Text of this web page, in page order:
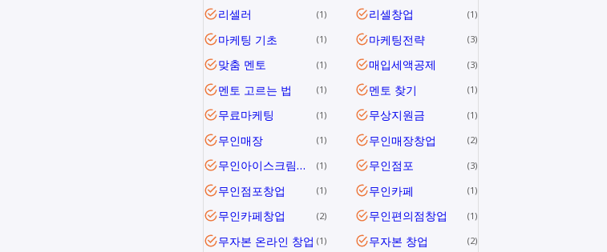
리셀러 1 리셀창업 1
마케팅 기초 1 마케팅전략 3
맞춤 멘토 1 매입세액공제 3
멘토 고르는 법 1 멘토 찾기 1
무료마케팅 1 무상지원금 1
무인매장 1 무인매장창업 2
무인아이스크림창업 1 무인점포 3
무인점포창업 1 무인카페 1
무인카페창업 2 무인편의점창업 1
무자본 온라인 창업 1 무자본 창업 2